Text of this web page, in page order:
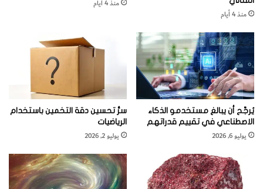
الرسومات، ازدادت أيضا عائدات الشركات
ATI و NVIDIA و Intel، وهي الشركات التي
تصنع أكثر النماذج رواجا.
منذ 4 أيام
منذ 4 أيام
يُرجَّح أن يبالغ مستخدمو الذكاء
الاصطناعي في تقييم قدراتهم
يوليو 6, 2026
سرُّ تحسين دقة التخمين باستخدام
الرياضيات
يوليو 2, 2026